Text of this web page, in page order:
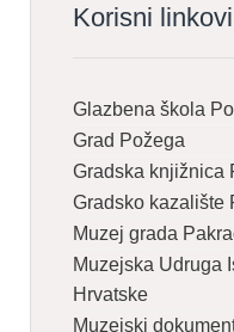
Korisni linkovi
Glazbena škola
Grad Požega
Gradska knjižnica
Gradsko kazalište
Muzej grada
Muzejska Udruga
Hrvatske
Muzejski